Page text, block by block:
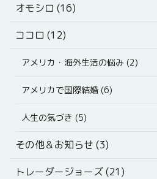
オモシロ (16)
ココロ (12)
アメリカ・海外生活の悩み (2)
アメリカで国際結婚 (6)
人生の気づき (5)
その他＆お知らせ (3)
トレーダージョーズ (21)